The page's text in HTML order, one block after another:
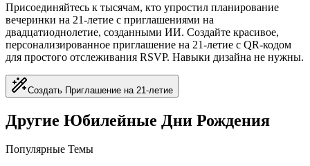
Присоединяйтесь к тысячам, кто упростил планирование
вечеринки на 21-летие с приглашениями на
двадцатиоднолетие, созданными ИИ. Создайте красивое,
персонализированное приглашение на 21-летие с QR-кодом
для простого отслеживания RSVP. Навыки дизайна не нужны.
Создать Приглашение на 21-летие
Другие Юбилейные Дни Рождения
Популярные Темы